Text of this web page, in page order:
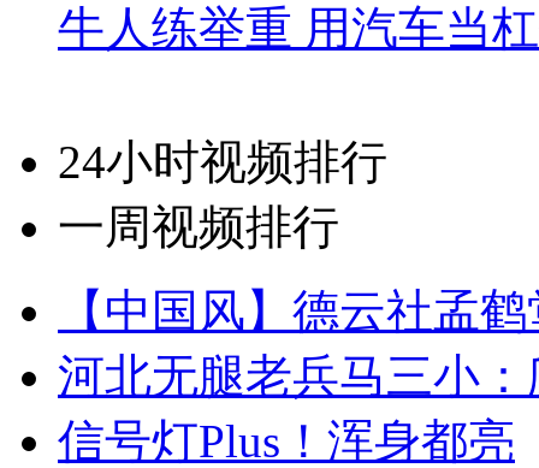
牛人练举重 用汽车当
24小时视频排行
一周视频排行
【中国风】德云社孟
河北无腿老兵马三小
信号灯Plus！浑身都亮